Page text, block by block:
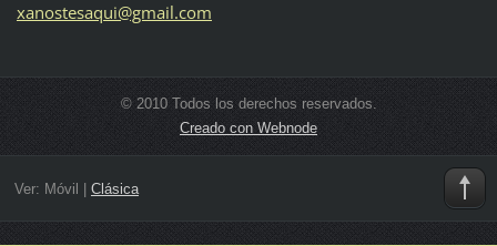
xanostesaqui@gmail.com
© 2010 Todos los derechos reservados.
Creado con Webnode
Ver: Móvil Clásica